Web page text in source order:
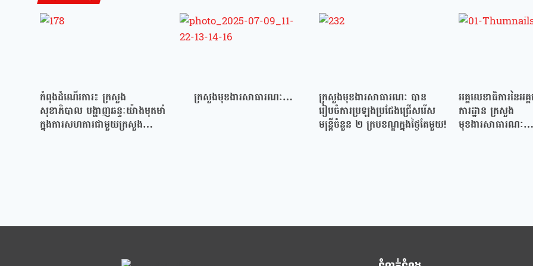
កំពុងដំណើរការ៖ ក្រសួង
សុខាភិបាល បង្ហាញឆន្ទៈយ៉ាងមុតមាំ
ក្នុងការសហការជាមួយក្រសួង
ក្រសួងមុខងារសាធារណៈ… ក្រសួងមុខងារសាធារណៈ បាន
រៀបចំការប្រឡងប្រជែងជ្រើសរើស
មន្ត្រីចំនួន ២ ក្របខណ្ឌក្នុងថ្ងៃតែមួយ!
អគ្គលេខាធិការនៃអ
ការដ្ឋាន ក្រសួង
មុខងារសាធារណៈ…